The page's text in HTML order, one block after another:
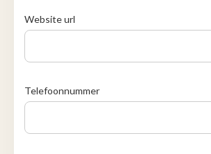
Website url
Telefoonnummer